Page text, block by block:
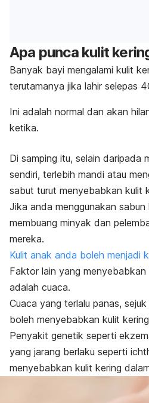
Apa punca kulit
Banyak bayi mengalami kulit
terutamanya jika lahir selepas
Ini adalah normal dan akan
ketika.
Di samping itu, selain daripada
sendiri, terlebih mandi atau
sabut turut menyebabkan kulit
Jika anda menggunakan
membuang minyak dan
mereka.
Kulit anak anda boleh menjadi
Faktor lain yang menyebabkan
adalah cuaca.
Cuaca yang terlalu panas,
boleh menyebabkan kulit
Penyakit genetik seperti
yang jarang berlaku seperti
menyebabkan kulit kering